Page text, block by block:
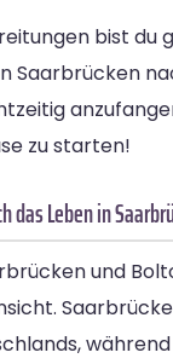
bist du
Saarbrücken
zu starten!
das Leben in
und